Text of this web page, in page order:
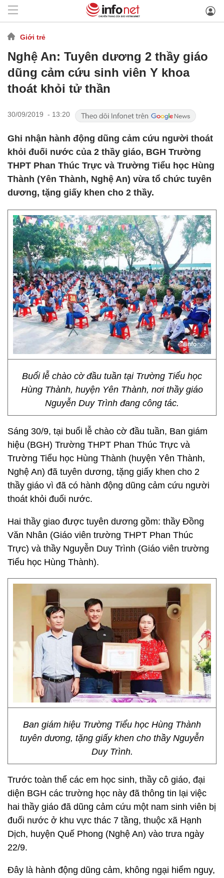
Giới trẻ
Nghệ An: Tuyên dương 2 thầy giáo
dũng cảm cứu sinh viên Y khoa
thoát khỏi tử thần
30/09/2019 - 13:20
Ghi nhận hành động dũng cảm cứu người thoát
khỏi đuối nước của 2 thầy giáo, BGH Trường
THPT Phan Thúc Trực và Trường Tiểu học Hùng
Thành (Yên Thành, Nghệ An) vừa tổ chức tuyên
dương, tặng giấy khen cho 2 thầy.
Buổi lễ chào cờ đầu tuần tại Trường Tiểu học
Hùng Thành, huyện Yên Thành, nơi thầy giáo
Nguyễn Duy Trình đang công tác.
Sáng 30/9, tại buổi lễ chào cờ đầu tuần, Ban giám
hiệu (BGH) Trường THPT Phan Thúc Trực và
Trường Tiểu học Hùng Thành (huyện Yên Thành,
Nghệ An) đã tuyên dương, tặng giấy khen cho 2
thầy giáo vì đã có hành động dũng cảm cứu người
thoát khỏi đuối nước.
Hai thầy giao được tuyên dương gồm: thầy Đồng
Văn Nhân (Giáo viên trường THPT Phan Thúc
Trực) và thầy Nguyễn Duy Trình (Giáo viên trường
Tiểu học Hùng Thành).
Ban giám hiệu Trường Tiểu học Hùng Thành
tuyên dương, tặng giấy khen cho thầy Nguyễn
Duy Trình.
Trước toàn thể các em học sinh, thầy cô giáo, đại
diện BGH các trường học này đã thông tin lại việc
hai thầy giáo đã dũng cảm cứu một nam sinh viên bị
đuối nước ở khu vực thác 7 tầng, thuộc xã Hạnh
Dịch, huyện Quế Phong (Nghệ An) vào trưa ngày
22/9.
Đây là hành động dũng cảm, không ngại hiểm nguy,